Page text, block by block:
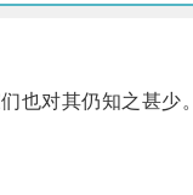
对其仍知之甚少。